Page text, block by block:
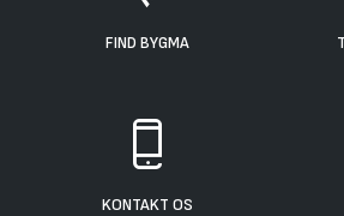
FIND BYGMA
KONTAKT OS